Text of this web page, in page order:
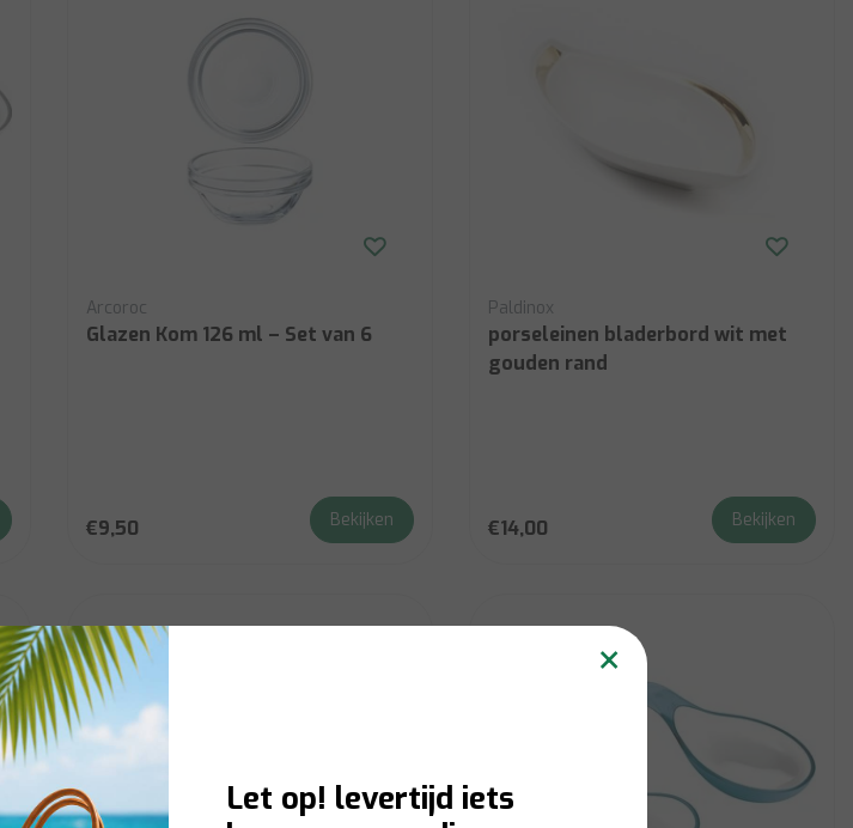
Arcoroc
Glazen Kom 126 ml – Set van 6
€9,50 Bekijken
Paldinox
porseleinen bladerbord wit met
gouden rand
€14,00 Bekijken
×
Let op! levertijd iets